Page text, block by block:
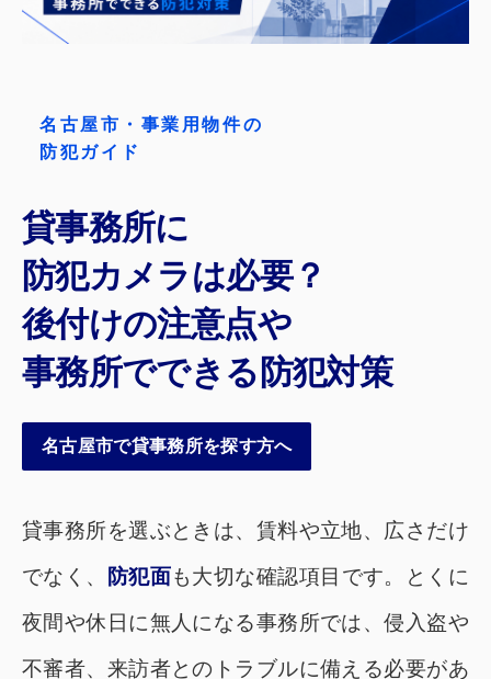
名古屋市・事業用物件の
防犯ガイド
貸事務所に
防犯カメラは必要？
後付けの注意点や
事務所でできる防犯対策
名古屋市で貸事務所を探す方へ
貸事務所を選ぶときは、賃料や立地、広さだけ
でなく、
防犯面も大切な確認項目です。とくに
夜間や休日に無人になる事務所では、侵入盗や
不審者、来訪者とのトラブルに備える必要があ